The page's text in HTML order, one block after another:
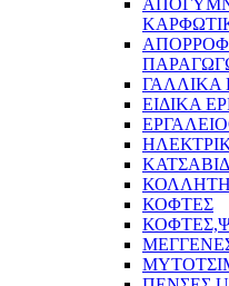
ΓΑΛΛΙΚΑ
ΕΙΔΙΚΑ
ΚΟΦΤΕΣ